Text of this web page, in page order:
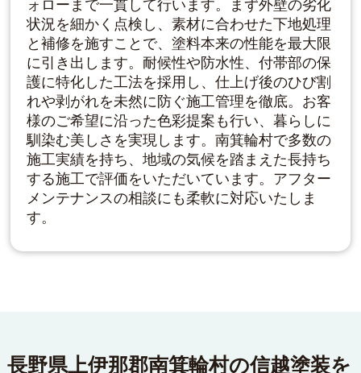
ォローまで一貫して行います。まず外壁の劣化
状況を細かく点検し、素材に合わせた下地処理
と補修を施すことで、塗料本来の性能を最大限
に引き出します。耐候性や防水性、付帯部の保
護に特化した工法を採用し、仕上げ後のひび割
れや剥がれを未然に防ぐ施工管理を徹底。お客
様のご希望に沿った色彩提案も行い、暮らしに
馴染む美しさを実現します。南箕輪村で多数の
施工実績を持ち、地域の気候を踏まえた長持ち
する施工で評価をいただいています。アフター
メンテナンスの相談にも柔軟に対応いたしま
す。
長野県上伊那郡南箕輪村の信越塗装を